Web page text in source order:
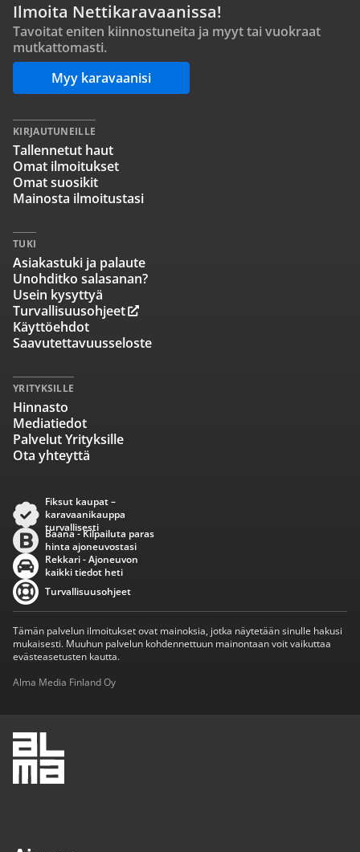
Ilmoita Nettikaravaanissa!
Tavoitat eniten kiinnostuneita ja myyt tai vuokraat
mutkattomasti.
Myy karavaanisi
KIRJAUTUNEILLE
Tallennetut haut
Omat ilmoitukset
Omat suosikit
Mainosta ilmoitustasi
TUKI
Asiakastuki ja palaute
Unohditko salasanan?
Usein kysyttyä
Turvallisuusohjeet
Käyttöehdot
Saavutettavuusseloste
YRITYKSILLE
Hinnasto
Mediatiedot
Palvelut Yrityksille
Ota yhteyttä
Fiksut kaupat –
karavaanikauppa
turvallisesti
Baana - Kilpailuta paras
hinta ajoneuvostasi
Rekkari - Ajoneuvon
kaikki tiedot heti
Turvallisuusohjeet
Tämän palvelun ilmoitukset ovat mainoksia, jotka näytetään sinulle hakusi
mukaisesti. Muuhun palvelun kohdennettuun mainontaan voit vaikuttaa
evästeasetusten kautta.
Alma Media Finland Oy